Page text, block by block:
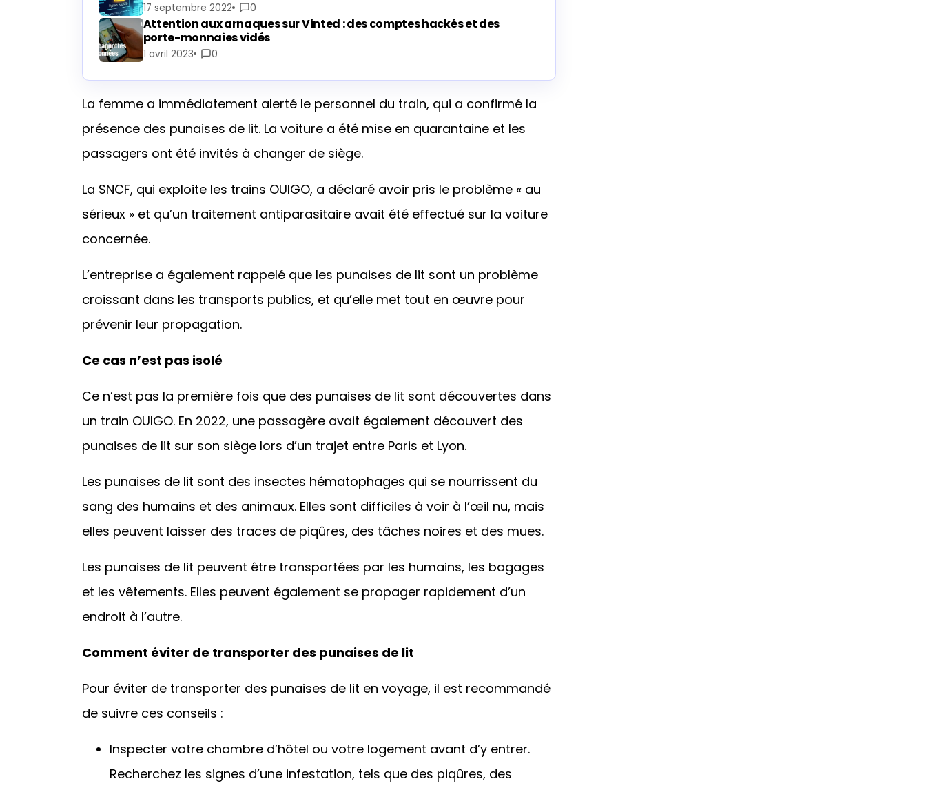
17 septembre 2022 0
Attention aux arnaques sur Vinted : des comptes hackés et des
porte-monnaies vidés
1 avril 2023 0
La femme a immédiatement alerté le personnel du train, qui a confirmé la
présence des punaises de lit. La voiture a été mise en quarantaine et les
passagers ont été invités à changer de siège.
La SNCF, qui exploite les trains OUIGO, a déclaré avoir pris le problème « au
sérieux » et qu’un traitement antiparasitaire avait été effectué sur la voiture
concernée.
L’entreprise a également rappelé que les punaises de lit sont un problème
croissant dans les transports publics, et qu’elle met tout en œuvre pour
prévenir leur propagation.
Ce cas n’est pas isolé
Ce n’est pas la première fois que des punaises de lit sont découvertes dans
un train OUIGO. En 2022, une passagère avait également découvert des
punaises de lit sur son siège lors d’un trajet entre Paris et Lyon.
Les punaises de lit sont des insectes hématophages qui se nourrissent du
sang des humains et des animaux. Elles sont difficiles à voir à l’œil nu, mais
elles peuvent laisser des traces de piqûres, des tâches noires et des mues.
Les punaises de lit peuvent être transportées par les humains, les bagages
et les vêtements. Elles peuvent également se propager rapidement d’un
endroit à l’autre.
Comment éviter de transporter des punaises de lit
Pour éviter de transporter des punaises de lit en voyage, il est recommandé
de suivre ces conseils :
Inspecter votre chambre d’hôtel ou votre logement avant d’y entrer.
Recherchez les signes d’une infestation, tels que des piqûres, des